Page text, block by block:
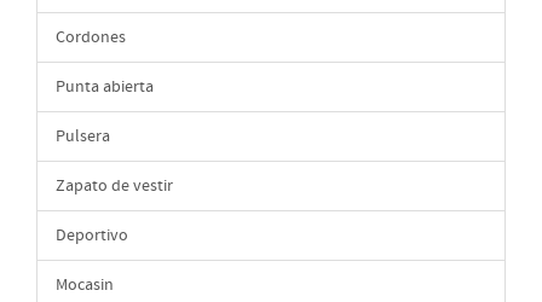
Cordones
Punta abierta
Pulsera
Zapato de vestir
Deportivo
Mocasin